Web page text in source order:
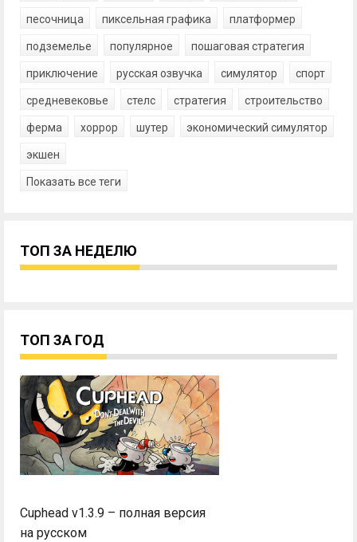
песочница пиксельная графика платформер
подземелье популярное пошаговая стратегия
приключение русская озвучка симулятор спорт
средневековье стелс стратегия строительство
ферма хоррор шутер экономический симулятор
экшен
Показать все теги
ТОП ЗА НЕДЕЛЮ
ТОП ЗА ГОД
Cuphead v1.3.9 – полная версия
на русском